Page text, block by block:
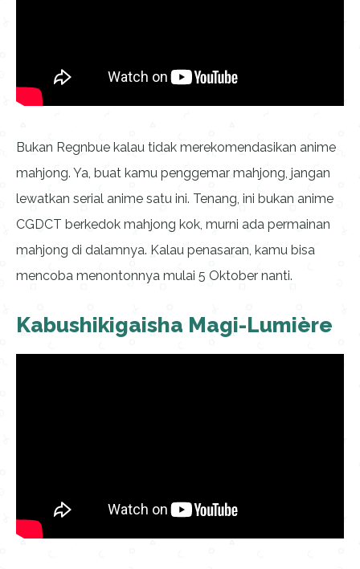
Bukan Regnbue kalau tidak merekomendasikan anime
mahjong. Ya, buat kamu penggemar mahjong, jangan
lewatkan serial anime satu ini. Tenang, ini bukan anime
CGDCT berkedok mahjong kok, murni ada permainan
mahjong di dalamnya. Kalau penasaran, kamu bisa
mencoba menontonnya mulai 5 Oktober nanti.
Kabushikigaisha Magi-Lumière